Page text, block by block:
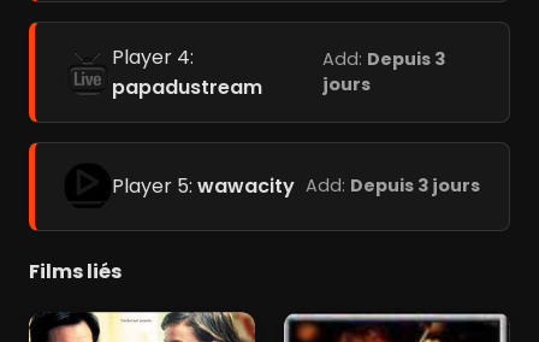
Player 4:
papadustream
Add: Depuis 3
jours
Player 5: wawacity Add: Depuis 3 jours
Films liés